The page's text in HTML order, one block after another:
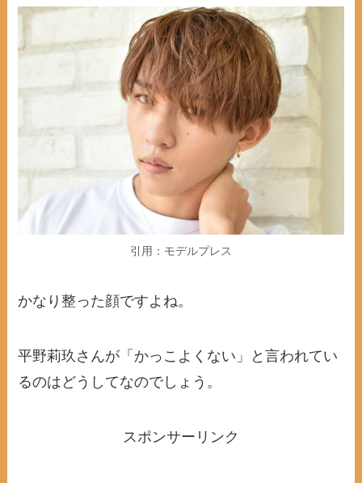
引用：モデルプレス
かなり整った顔ですよね。
平野莉玖さんが「かっこよくない」と言われてい
るのはどうしてなのでしょう。
スポンサーリンク